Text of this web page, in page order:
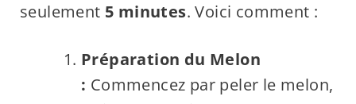
seulement 5 minutes. Voici comment :
Préparation du Melon
: Commencez par peler le melon,